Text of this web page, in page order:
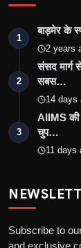
1
बाड़मेर के
2 years
2
संसद मार्ग
सबस…
14 days
3
AIIMS की
चुप…
11 days
Subscribe to
and exclusive